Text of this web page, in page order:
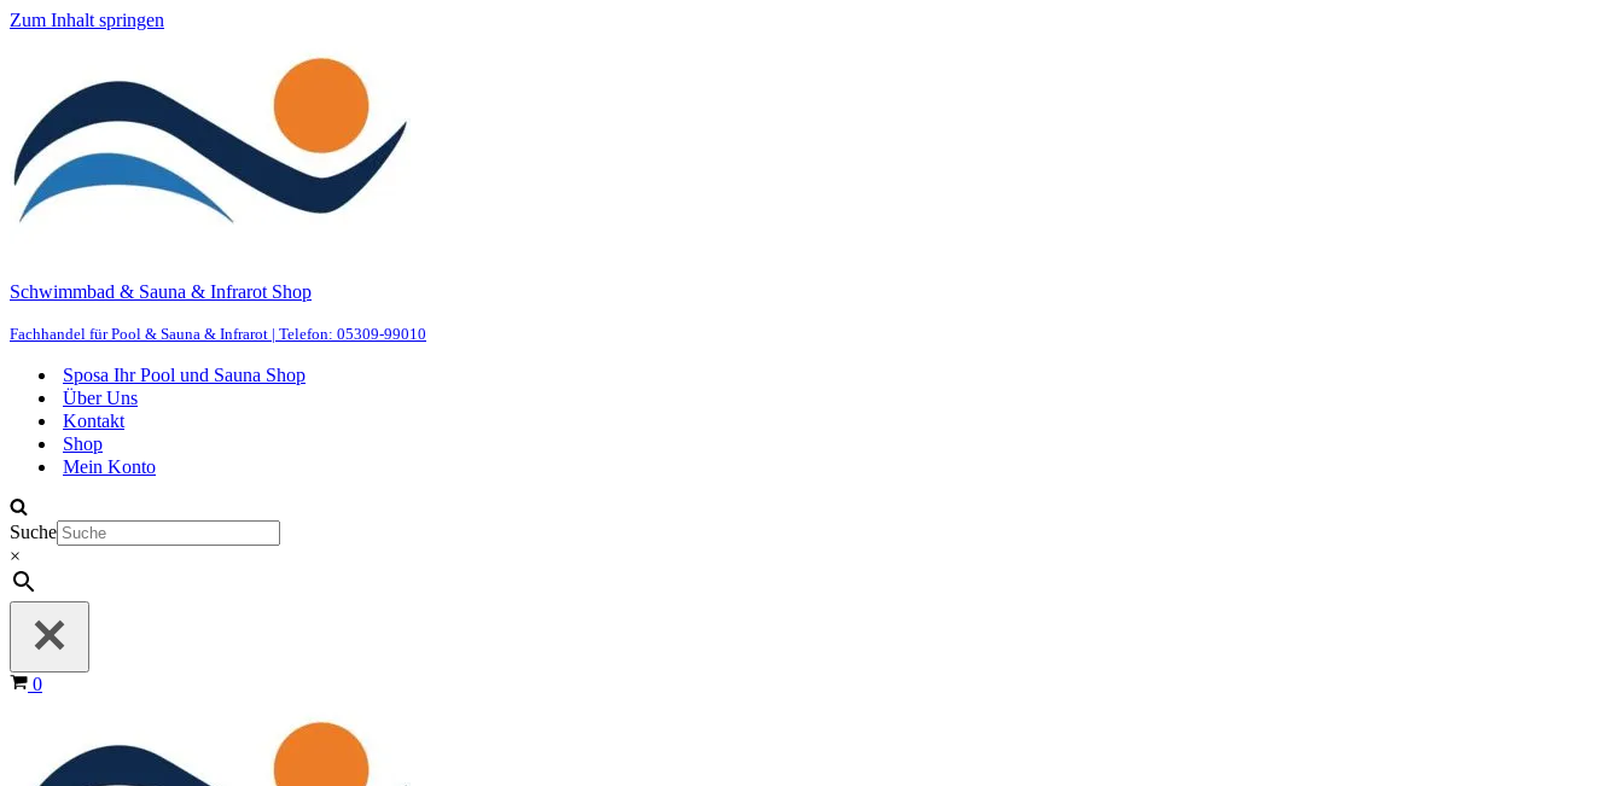
Zum Inhalt springen
Schwimmbad & Sauna & Infrarot Shop
Fachhandel für Pool & Sauna & Infrarot | Telefon: 05309-99010
Sposa Ihr Pool und Sauna Shop
Über Uns
Kontakt
Shop
Mein Konto
Suche
×
Warenkorb
0